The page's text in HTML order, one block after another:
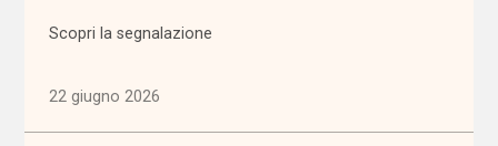
Povertà e
Professioni
Scopri la segnalazione
22 giugno 2026